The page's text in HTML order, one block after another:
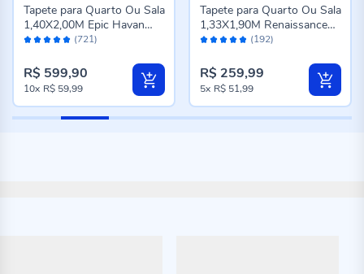
Avaliação: (721)
Tapete para Quarto Ou Sala
1,40X2,00M Epic Havan
Casa - Cinza Novo
R$ 599,90
10x R$ 59,99
Avaliação: (192)
Tapete para Quarto Ou Sala
1,33X1,90M Renaissance
Havan Casa - Genova
R$ 259,99
5x R$ 51,99